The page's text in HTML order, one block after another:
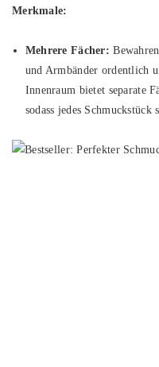
Merkmale:
Mehrere Fächer:
und Armbänder ordentlich
Innenraum bietet separate
sodass jedes Schmuckstück